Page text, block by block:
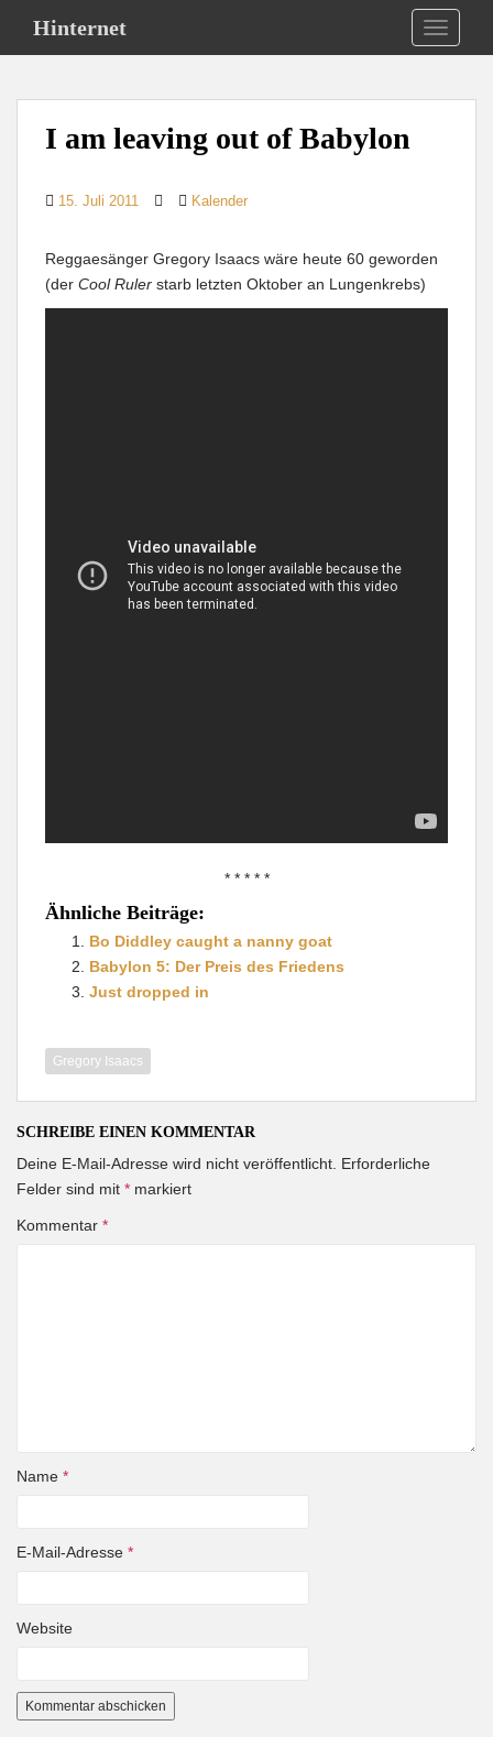
Hinternet
I am leaving out of Babylon
15. Juli 2011 Kalender
Reggaesänger Gregory Isaacs wäre heute 60 geworden
(der Cool Ruler starb letzten Oktober an Lungenkrebs)
* * * * *
Ähnliche Beiträge:
Bo Diddley caught a nanny goat
Babylon 5: Der Preis des Friedens
Just dropped in
Gregory Isaacs
SCHREIBE EINEN KOMMENTAR
Deine E-Mail-Adresse wird nicht veröffentlicht. Erforderliche
Felder sind mit * markiert
Kommentar *
Name *
E-Mail-Adresse *
Website